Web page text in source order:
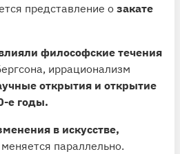
представление о закате
философские течения
иррационализм
открытия и открытие
е годы.
в искусстве,
параллельно.